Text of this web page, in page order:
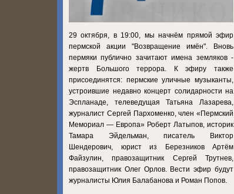
29 октября, в 19:00, мы начнём прямой эфир
пермской акции "Возвращение имён". Вновь
пермяки публично зачитают имена земляков -
жертв Большого террора. К эфиру также
присоединятся: пермские уличные музыканты,
устроившие недавно концерт солидарности на
Эспланаде, телеведущая Татьяна Лазарева,
журналист Сергей Пархоменко, член «Пермский
Мемориал — Европа» Роберт Латыпов, историк
Тамара Эйдельман, писатель Виктор
Шендерович, юрист из Березников Артём
Файзулин, правозащитник Сергей Трутнев,
правозащитник Олег Орлов. Вести эфир будут
журналисты Юлия Балабанова и Роман Попов.